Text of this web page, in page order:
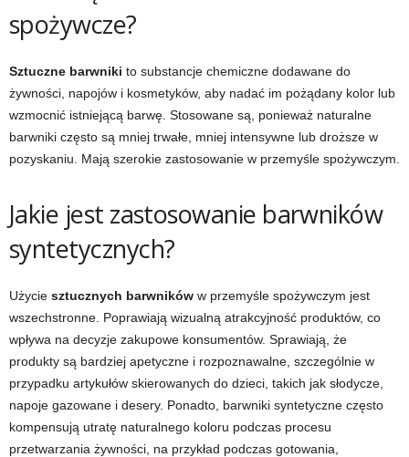
spożywcze?
Sztuczne barwniki to substancje chemiczne dodawane do
żywności, napojów i kosmetyków, aby nadać im pożądany kolor lub
wzmocnić istniejącą barwę. Stosowane są, ponieważ naturalne
barwniki często są mniej trwałe, mniej intensywne lub droższe w
pozyskaniu. Mają szerokie zastosowanie w przemyśle spożywczym.
Jakie jest zastosowanie barwników
syntetycznych?
Użycie sztucznych barwników w przemyśle spożywczym jest
wszechstronne. Poprawiają wizualną atrakcyjność produktów, co
wpływa na decyzje zakupowe konsumentów. Sprawiają, że
produkty są bardziej apetyczne i rozpoznawalne, szczególnie w
przypadku artykułów skierowanych do dzieci, takich jak słodycze,
napoje gazowane i desery. Ponadto, barwniki syntetyczne często
kompensują utratę naturalnego koloru podczas procesu
przetwarzania żywności, na przykład podczas gotowania,